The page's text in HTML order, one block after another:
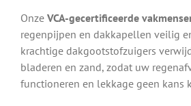
Onze VCA-gecertificeerde
regenpijpen en dakkapellen veilig
krachtige dakgootstofzuigers
bladeren en zand, zodat uw
functioneren en lekkage geen kans